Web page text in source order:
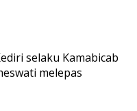
selaku Kamabicab
melepas